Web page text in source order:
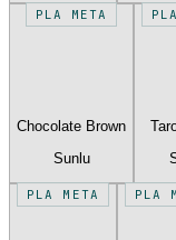
PLA META
Chocolate Brown
Sunlu
PLA META PLA